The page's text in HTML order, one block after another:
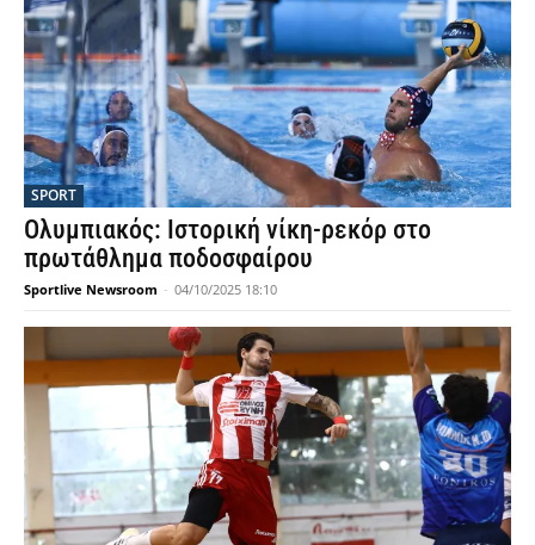
SPORT
Ολυμπιακός: Ιστορική νίκη-ρεκόρ στο
πρωτάθλημα ποδοσφαίρου
Sportlive Newsroom - 04/10/2025 18:10